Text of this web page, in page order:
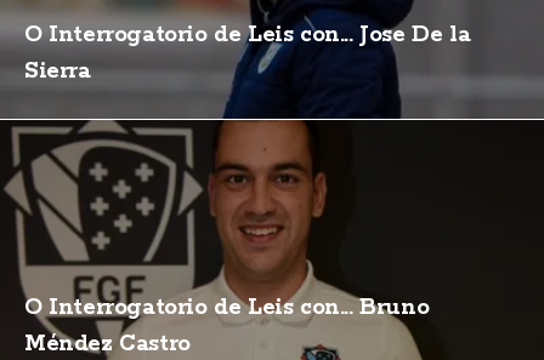
O Interrogatorio de Leis con... Jose De la
Sierra
O Interrogatorio de Leis con... Bruno
Méndez Castro